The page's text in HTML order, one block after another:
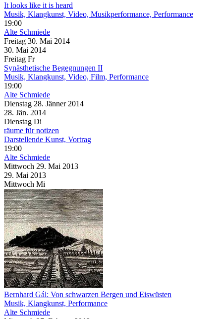
It looks like it is heard
Musik, Klangkunst, Video, Musikperformance, Performance
19:00
Alte Schmiede
Freitag 30. Mai 2014
30. Mai 2014
Freitag Fr
Synästhetische Begegnungen II
Musik, Klangkunst, Video, Film, Performance
19:00
Alte Schmiede
Dienstag 28. Jänner 2014
28. Jän. 2014
Dienstag Di
räume für notizen
Darstellende Kunst, Vortrag
19:00
Alte Schmiede
Mittwoch 29. Mai 2013
29. Mai 2013
Mittwoch Mi
Bernhard Gál: Von schwarzen Bergen und Eiswüsten
Musik, Klangkunst, Performance
Alte Schmiede